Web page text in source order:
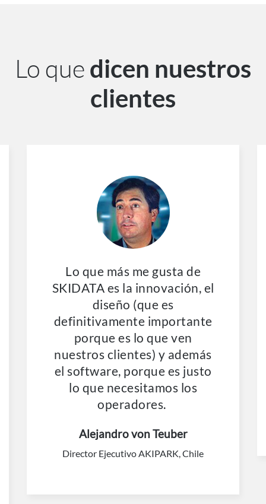
Lo que dicen nuestros
clientes
Lo que más me gusta de
SKIDATA es la innovación, el
diseño (que es
definitivamente importante
porque es lo que ven
nuestros clientes) y además
el software, porque es justo
lo que necesitamos los
operadores.
Alejandro von Teuber
Director Ejecutivo AKIPARK, Chile